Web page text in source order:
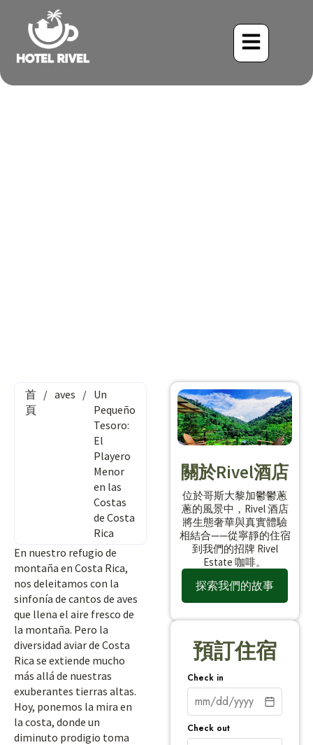
首
頁
/ aves / Un
Pequeño
Tesoro:
El
Playero
Menor
en las
Costas
de Costa
Rica
En nuestro refugio de
montaña en Costa Rica,
nos deleitamos con la
sinfonía de cantos de aves
que llena el aire fresco de
la montaña. Pero la
diversidad aviar de Costa
Rica se extiende mucho
más allá de nuestras
exuberantes tierras altas.
Hoy, ponemos la mira en
la costa, donde un
diminuto prodigio toma
關於Rivel酒店
位於哥斯大黎加鬱鬱蔥
蔥的風景中，Rivel 酒店
將生態奢華與真實體驗
相結合——從寧靜的住宿
到我們的招牌 Rivel
Estate 咖啡。
探索我們的故事
預訂住宿
Check in
Check out